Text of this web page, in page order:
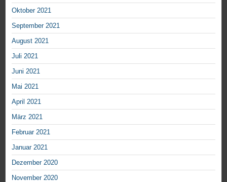
Oktober 2021
September 2021
August 2021
Juli 2021
Juni 2021
Mai 2021
April 2021
März 2021
Februar 2021
Januar 2021
Dezember 2020
November 2020